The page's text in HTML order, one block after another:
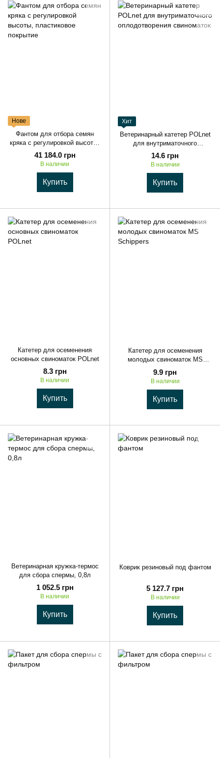
Нове
Фантом для отбора семян
кряка с регулировкой высоты,
пластиковое покрытие
41 184.0 грн
В наличии
Купить
Хит
Ветеринарный катетер POLnet
для внутриматочного
оплодотворения свиноматок
14.6 грн
В наличии
Купить
Катетер для осеменения
основных свиноматок POLnet
8.3 грн
В наличии
Купить
Катетер для осеменения
молодых свиноматок MS
Schippers
9.9 грн
В наличии
Купить
Ветеринарная кружка-термос
для сбора спермы, 0,8л
1 052.5 грн
В наличии
Купить
Коврик резиновый под фантом
5 127.7 грн
В наличии
Купить